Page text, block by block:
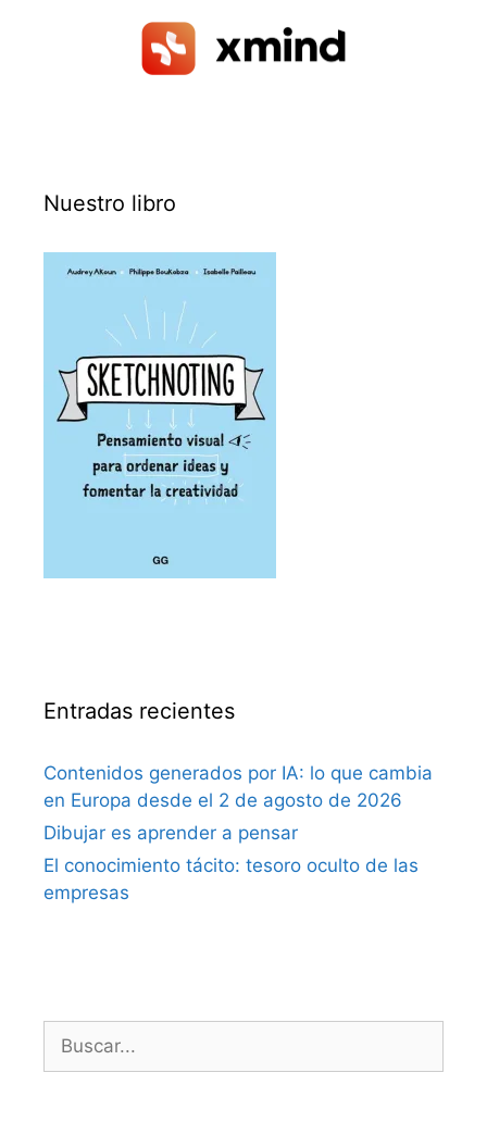
Nuestro libro
Entradas recientes
Contenidos generados por IA: lo que cambia
en Europa desde el 2 de agosto de 2026
Dibujar es aprender a pensar
El conocimiento tácito: tesoro oculto de las
empresas